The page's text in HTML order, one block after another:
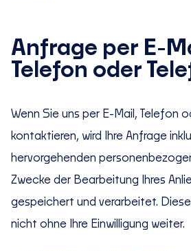
Anfrage per E-
Telefon oder
Wenn Sie uns per E-Mail, Telefon
kontaktieren, wird Ihre Anfrage
hervorgehenden
Zwecke der Bearbeitung Ihres
gespeichert und verarbeitet.
nicht ohne Ihre Einwilligung weiter.